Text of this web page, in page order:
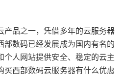
产品之一，凭借多年的云服务器
部数码已经发展成为国内有名的
个人网站提供安全、稳定的云主
买西部数码云服务器有什么优惠